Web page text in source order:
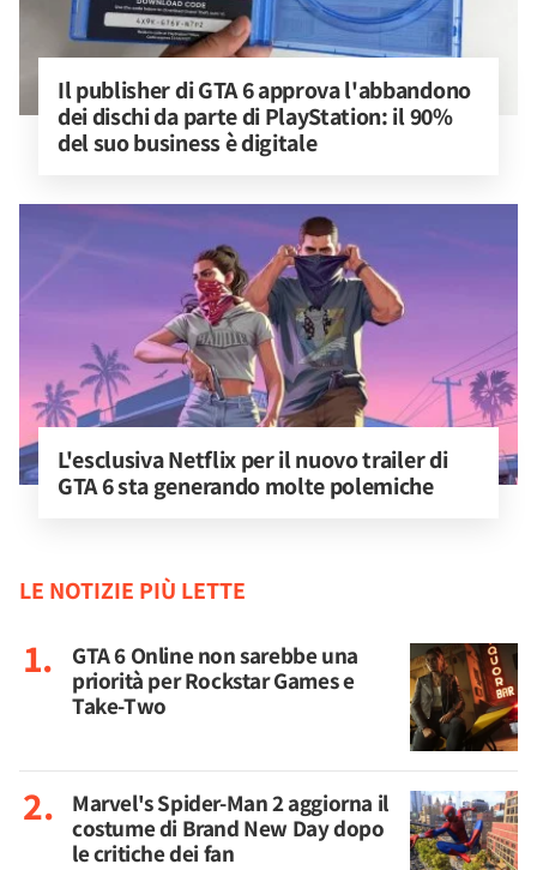
Il publisher di GTA 6 approva l'abbandono
dei dischi da parte di PlayStation: il 90%
del suo business è digitale
L'esclusiva Netflix per il nuovo trailer di
GTA 6 sta generando molte polemiche
LE NOTIZIE PIÙ LETTE
GTA 6 Online non sarebbe una
priorità per Rockstar Games e
Take-Two
Marvel's Spider-Man 2 aggiorna il
costume di Brand New Day dopo
le critiche dei fan